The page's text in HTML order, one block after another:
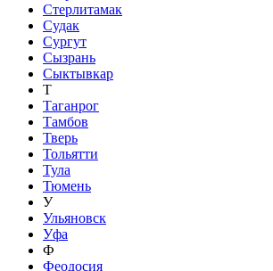
Стерлитамак
Судак
Сургут
Сызрань
Сыктывкар
Т
Таганрог
Тамбов
Тверь
Тольятти
Тула
Тюмень
У
Ульяновск
Уфа
Ф
Феодосия